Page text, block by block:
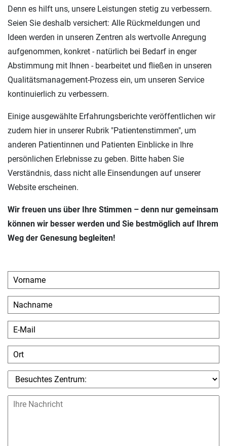
Denn es hilft uns, unsere Leistungen stetig zu verbessern.
Seien Sie deshalb versichert: Alle Rückmeldungen und
Ideen werden in unseren Zentren als wertvolle Anregung
aufgenommen, konkret - natürlich bei Bedarf in enger
Abstimmung mit Ihnen - bearbeitet und fließen in unseren
Qualitätsmanagement-Prozess ein, um unseren Service
kontinuierlich zu verbessern.
Einige ausgewählte Erfahrungsberichte veröffentlichen wir
zudem hier in unserer Rubrik "Patientenstimmen", um
anderen Patientinnen und Patienten Einblicke in Ihre
persönlichen Erlebnisse zu geben. Bitte haben Sie
Verständnis, dass nicht alle Einsendungen auf unserer
Website erscheinen.
Wir freuen uns über Ihre Stimmen – denn nur gemeinsam
können wir besser werden und Sie bestmöglich auf Ihrem
Weg der Genesung begleiten!